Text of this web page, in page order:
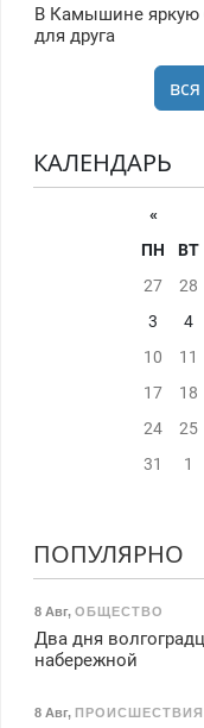
В Камышине яркую
для друга
КАЛЕНДАРЬ
«
ПН
ВТ
27
28
3
4
10
11
17
18
24
25
31
1
ПОПУЛЯРНО
8 Авг, ОБЩЕСТВО
Два дня
набережной
8 Авг, ПРОИСШЕСТВИЯ